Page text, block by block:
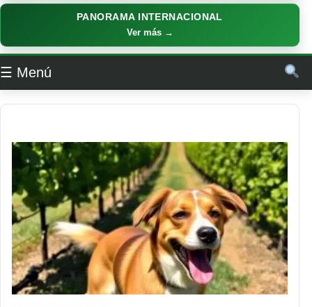
PANORAMA INTERNACIONAL
Ver más →
☰ Menú